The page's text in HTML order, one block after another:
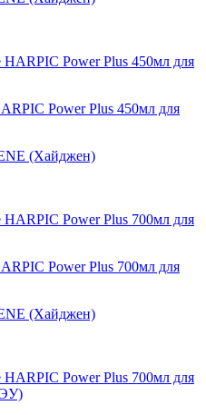
Power Plus 450мл для
(Хайджен)
Power Plus 700мл для
(Хайджен)